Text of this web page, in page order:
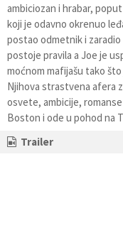
ambiciozan i hrabar,
koji je odavno okrenuo
postao odmetnik i zaradio
postoje pravila a Joe je
moćnom mafijašu tako
Njihova strastvena afera
osvete, ambicije,
Boston i ode u pohod na
Trailer